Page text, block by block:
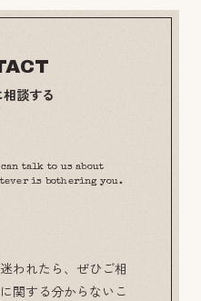
談する
can talk to us about
is bothering you.
われたら、ぜひご相
関する分からないこ